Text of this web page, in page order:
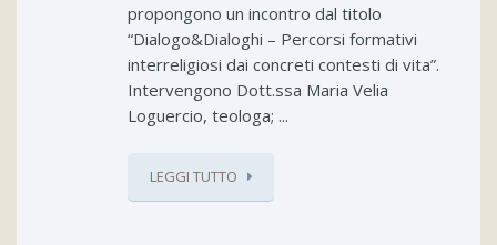
propongono un incontro dal titolo
“Dialogo&Dialoghi – Percorsi formativi
interreligiosi dai concreti contesti di vita”.
Intervengono Dott.ssa Maria Velia
Loguercio, teologa; ...
LEGGI TUTTO